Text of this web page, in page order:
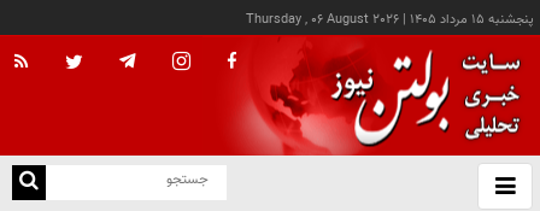
پنجشنبه ۱۵ مرداد ۱۴۰۵ |
Thursday , 06 August 2026
باز